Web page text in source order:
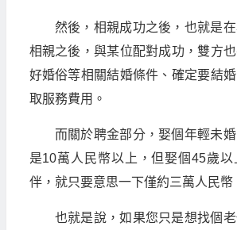
然後，相親成功之後，也就是
相親之後，與某位配對成功，雙方
好婚俗等相關結婚條件、確定要結
取服務費用。
而關於聘金部分，娶個年輕未
是10萬人民幣以上，但娶個45歲
伴，就只要意思一下僅約三萬人民幣
也就是說，如果您只是想找個